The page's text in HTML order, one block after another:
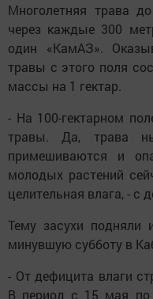
Многолетняя трава
через каждые 300
один «КамАЗ».
травы с этого поля
массы на 1 гектар.
- На 100-гектарном
травы. Да, трава
примешиваются и
молодых растений
целительная влага, -
Тему засухи
минувшую субботу в
- От дефицита влаги
В период с 15 мая